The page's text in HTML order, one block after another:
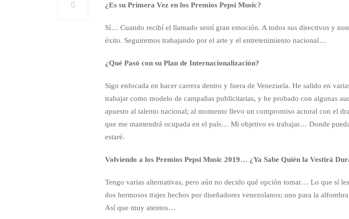
¿Es su Primera Vez en los Premios Pepsi Music?
Sí… Cuando recibí el llamado sentí gran emoción. A todos sus directivos y
éxito. Seguiremos trabajando por el arte y el entretenimiento nacional…
¿Qué Pasó con su Plan de Internacionalización?
Sigo enfocada en hacer carrera dentro y fuera de Venezuela. He salido en
trabajar como modelo de campañas publicitarias, y he probado con algunas
apuesto al talento nacional; al momento llevo un compromiso actoral con el
que me mantendrá ocupada en el país… Mi objetivo es trabajar… Donde
estaré.
Volviendo a los Premios Pepsi Music 2019… ¿Ya Sabe Quién la Vestirá
Tengo varias alternativas, pero aún no decido qué opción tomar… Lo que sí
dos hermosos trajes hechos por diseñadores venezolanos; uno para la
Así que muy atentos…